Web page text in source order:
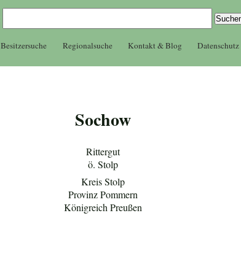
Besitzersuche Regionalsuche Kontakt & Blog Datenschutz
Sochow
Rittergut
ö. Stolp
Kreis Stolp
Provinz Pommern
Königreich Preußen